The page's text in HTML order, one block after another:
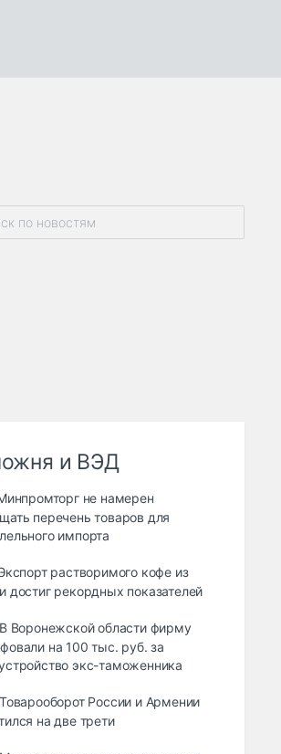
и ВЭД
не намерен
перечень товаров для
импорта
растворимого кофе из
достиг рекордных показателей
В Воронежской области фирму
на 100 тыс. руб. за
экс-таможенника
Товарооборот России и Армении
на две трети